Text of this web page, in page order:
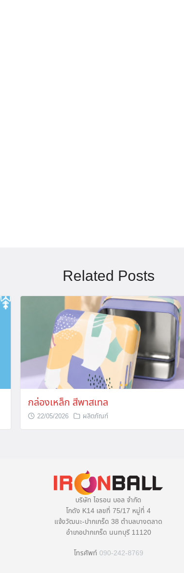
Related Posts
กล่องเหล็ก สีพาสเทล
22/05/2026 ผลิตภัณฑ์
บริษัท ไอรอน บอล จำกัด
โกดัง K14 เลขที่ 75/17 หมู่ที่ 4
แจ้งวัฒนะ-ปากเกร็ด 38 ตำบลบางตลาด
อำเภอปากเกร็ด นนทบุรี 11120
โทรศัพท์ 090-242-8769